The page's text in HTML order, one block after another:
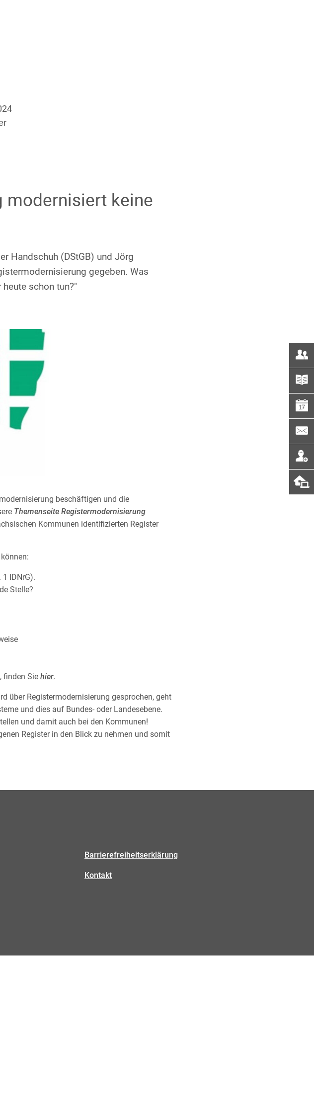
modernisiert keine
Handschuh (DStGB) und Jörg
gegeben. Was
schon tun?"
beschäftigen und die
Themenseite Registermodernisierung
Kommunen identifizierten Register
1 IDNrG).
Stelle?
finden Sie hier.
über Registermodernisierung gesprochen, geht
und dies auf Bundes- oder Landesebene.
und damit auch bei den Kommunen!
Register in den Blick zu nehmen und somit
Barrierefreiheitserklärung
Kontakt